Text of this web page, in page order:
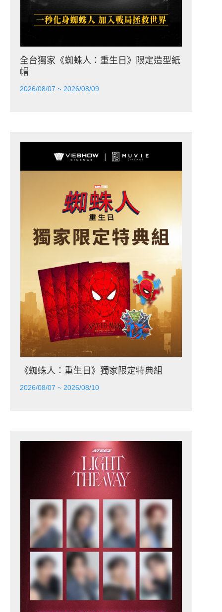
全台獨家《蜘蛛人：重生日》限定造型紙
帽
2026/08/07 ~ 2026/08/09
《蜘蛛人：重生日》獨家限定特典組
2026/08/07 ~ 2026/08/10